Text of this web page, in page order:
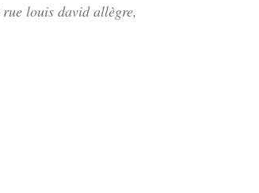
rue louis david allègre,